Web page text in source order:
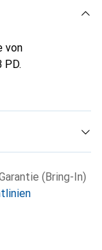
von
PD.
(Bring-In)